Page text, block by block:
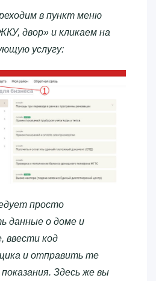
в пункт меню
двор» и кликаем на
услугу:
просто
данные о доме и
ввести код
и отправить те
Здесь же вы